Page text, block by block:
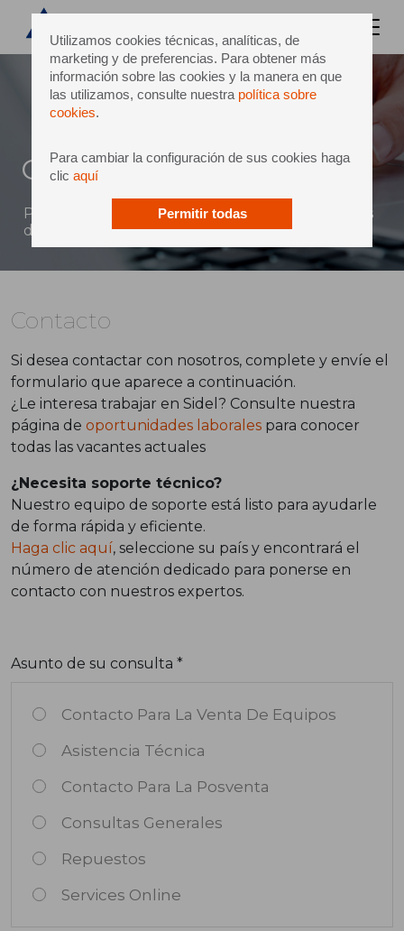
Utilizamos cookies técnicas, analíticas, de
marketing y de preferencias. Para obtener más
información sobre las cookies y la manera en que
las utilizamos, consulte nuestra política sobre
cookies.
Para cambiar la configuración de sus cookies haga
clic aquí
Permitir todas
Contacto
Puede enviar un mensaje directo a Sidel a través
del siguiente formulario
Contacto
Si desea contactar con nosotros, complete y envíe el
formulario que aparece a continuación.
¿Le interesa trabajar en Sidel? Consulte nuestra
página de oportunidades laborales para conocer
todas las vacantes actuales
¿Necesita soporte técnico?
Nuestro equipo de soporte está listo para ayudarle
de forma rápida y eficiente.
Haga clic aquí, seleccione su país y encontrará el
número de atención dedicado para ponerse en
contacto con nuestros expertos.
Asunto de su consulta *
Contacto Para La Venta De Equipos
Asistencia Técnica
Contacto Para La Posventa
Consultas Generales
Repuestos
Services Online